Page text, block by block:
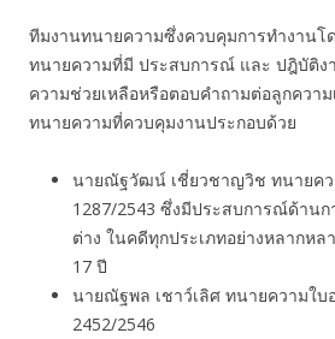
ทีมงานทนายความซึ่งควบคุมการทำงานโ
ทนายความที่มี ประสบการณ์ และ ปฎิบัติง
ความช่วยเหลือหรือตอบคำถามต่อลูกควา
ทนายความที่ควบคุมงานประกอบด้วย
นายณัฐวัฒน์ เชี่ยวชาญวิช ทนายค
1287/2543 ซึ่งมีประสบการณ์ด้านก
ต่าง ในคดีทุกประเภทอย่างหลากหล
17 ปี
นายณัฐพล เชาว์เลิศ ทนายความใ
2452/2546